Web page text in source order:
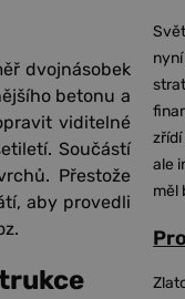
dvojnásobek
betonu a
viditelné
Součástí
Přestože
aby provedli
ale
měl